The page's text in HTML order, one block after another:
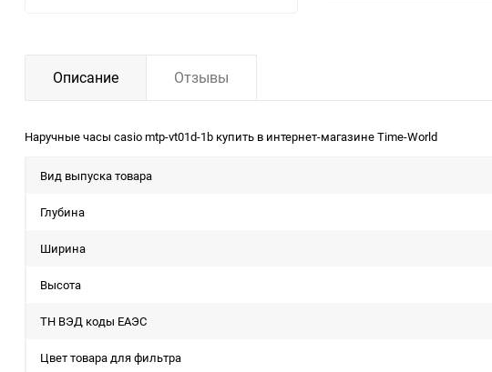
Описание Отзывы
Наручные часы casio mtp-vt01d-1b купить в интернет-магазине Time-World
Вид выпуска товара
Глубина
Ширина
Высота
ТН ВЭД коды ЕАЭС
Цвет товара для фильтра